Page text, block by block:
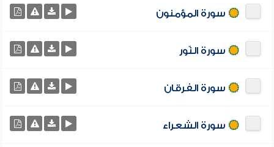
سورة المؤمنون
سورة النّور
سورة الفرقان
سورة الشعراء